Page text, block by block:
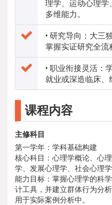
理学、运动心理
多维能力。
• 研究导向：大三
掌握实证研究全流
• 职业衔接灵活：
就业或深造临床、
课程内容
主修科目
第一学年：学科基础构建
核心科目：心理学概论、心
学、发展心理学、社会心理
能力目标：掌握心理学的科
计工具，并建立群体行为分
用于实际案例分析中。